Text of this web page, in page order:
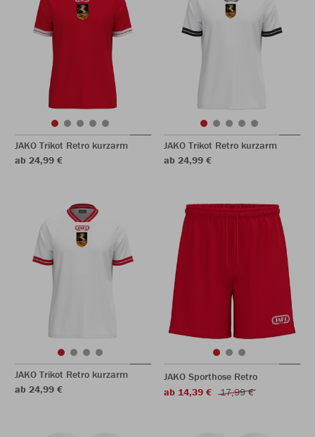
JAKO Trikot Retro kurzarm
ab 24,99 €
JAKO Trikot Retro kurzarm
ab 24,99 €
JAKO Trikot Retro kurzarm
ab 24,99 €
JAKO Sporthose Retro
ab 14,39 €
17,99 €